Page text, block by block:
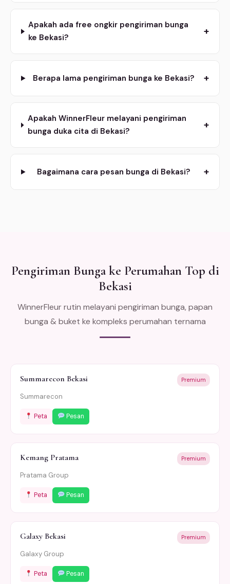
Apakah ada free ongkir pengiriman bunga
ke Bekasi?
+
Berapa lama pengiriman bunga ke Bekasi? +
Apakah WinnerFleur melayani pengiriman
bunga duka cita di Bekasi?
+
Bagaimana cara pesan bunga di Bekasi? +
Pengiriman Bunga ke Perumahan Top di
Bekasi
WinnerFleur rutin melayani pengiriman bunga, papan
bunga & buket ke kompleks perumahan ternama
Summarecon Bekasi Premium
Summarecon
Peta Pesan
Kemang Pratama Premium
Pratama Group
Peta Pesan
Galaxy Bekasi Premium
Galaxy Group
Peta Pesan